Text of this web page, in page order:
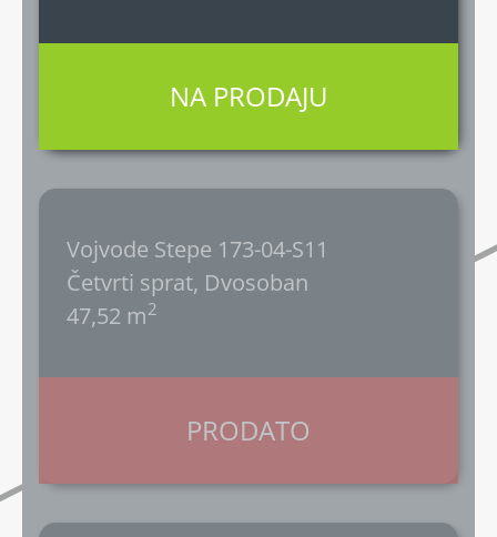
NA PRODAJU
Vojvode Stepe 173-04-S11
Četvrti sprat, Dvosoban
47,52 m2
PRODATO